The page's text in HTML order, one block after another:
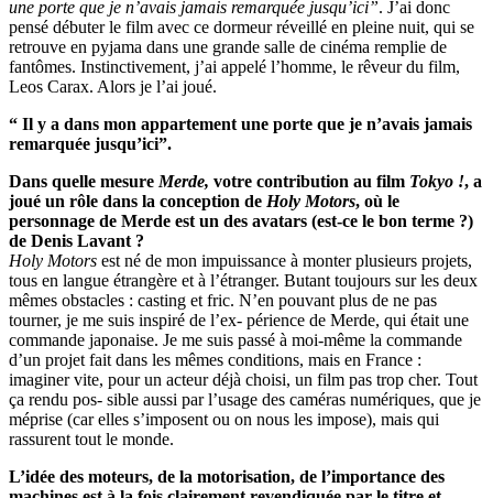
une porte que je n’avais jamais remarquée jusqu’ici”. J’ai donc
pensé débuter le film avec ce dormeur réveillé en pleine nuit, qui se
retrouve en pyjama dans une grande salle de cinéma remplie de
fantômes. Instinctivement, j’ai appelé l’homme, le rêveur du film,
Leos Carax. Alors je l’ai joué.
“ Il y a dans mon appartement une porte que je n’avais jamais
remarquée jusqu’ici”.
Dans quelle mesureMerde, votre contribution au film Tokyo !, a
joué un rôle dans la conception de Holy Motors, où le
personnage de Merde est un des avatars (est-ce le bon terme ?)
de Denis Lavant ?
Holy Motors est né de mon impuissance à monter plusieurs projets,
tous en langue étrangère et à l’étranger. Butant toujours sur les deux
mêmes obstacles : casting et fric. N’en pouvant plus de ne pas
tourner, je me suis inspiré de l’ex- périence de Merde, qui était une
commande japonaise. Je me suis passé à moi-même la commande
d’un projet fait dans les mêmes conditions, mais en France :
imaginer vite, pour un acteur déjà choisi, un film pas trop cher. Tout
ça rendu pos- sible aussi par l’usage des caméras numériques, que je
méprise (car elles s’imposent ou on nous les impose), mais qui
rassurent tout le monde.
L’idée des moteurs, de la motorisation, de l’importance des